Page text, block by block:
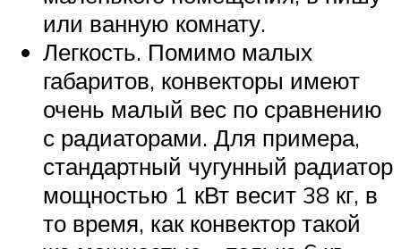
или ванную комнату.
Легкость. Помимо малых
габаритов, конвекторы имеют
очень малый вес по сравнению
с радиаторами. Для примера,
стандартный чугунный радиатор
мощностью 1 кВт весит 38 кг, в
то время, как конвектор такой